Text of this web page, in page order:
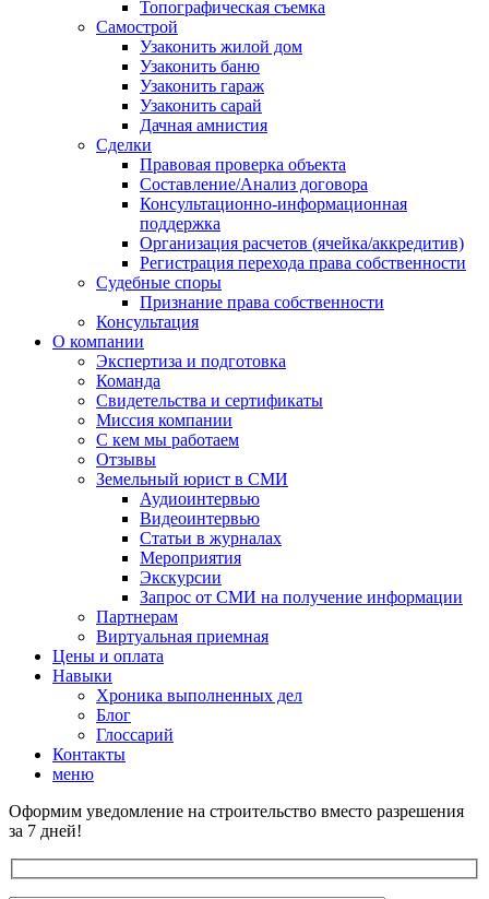
Топографическая съемка
Самострой
Узаконить жилой дом
Узаконить баню
Узаконить гараж
Узаконить сарай
Дачная амнистия
Сделки
Правовая проверка объекта
Составление/Анализ договора
Консультационно-информационная
поддержка
Организация расчетов (ячейка/аккредитив)
Регистрация перехода права собственности
Судебные споры
Признание права собственности
Консультация
О компании
Экспертиза и подготовка
Команда
Свидетельства и сертификаты
Миссия компании
С кем мы работаем
Отзывы
Земельный юрист в СМИ
Аудиоинтервью
Видеоинтервью
Статьи в журналах
Мероприятия
Экскурсии
Запрос от СМИ на получение информации
Партнерам
Виртуальная приемная
Цены и оплата
Навыки
Хроника выполненных дел
Блог
Глоссарий
Контакты
меню
Оформим уведомление на строительство вместо разрешения
за 7 дней!